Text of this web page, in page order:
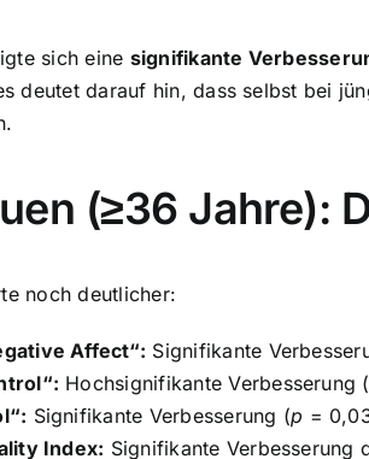
sich eine signifikante
deutet darauf hin, dass selbst bei
(≥36 Jahre):
noch deutlicher:
Affect“: Signifikante
Hochsignifikante Verbesserung (
Signifikante Verbesserung (p =
Index: Signifikante Verbesserung